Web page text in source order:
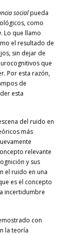
socialpueda
como
. Lo que llamo
el resultado de
sin dejar de
que
Por esta razón,
de
esta
del ruido en
más
relevante
y sus
el ruido en una
es el concepto
incertidumbre
con
la teoría